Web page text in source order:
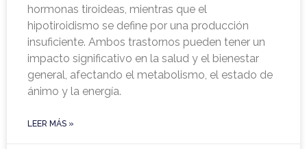
hormonas tiroideas, mientras que el
hipotiroidismo se define por una producción
insuficiente. Ambos trastornos pueden tener un
impacto significativo en la salud y el bienestar
general, afectando el metabolismo, el estado de
ánimo y la energía.
LEER MÁS »